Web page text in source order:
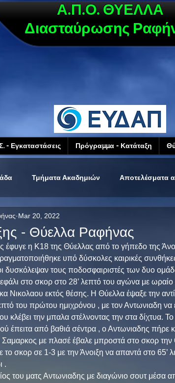
Α.Π.Ο. ΘΥΕΛΛΑ
Διασταύρωσης
- Εγκαταστάσεις Πρόγραμμα - Κατάταξη
Τμήματα Ακαδημιών Αποτελέσματα
- Θύελλα Ραφήνας
Mar 20, 2022
έφυγε η Κ18 της Θύελλας από το γήπεδο της
υπό δύσκολες καιρικές
δυσκόλεψαν τους ποδοσφαιριστές των δυο
στο σκορ στο 28’ λεπτό του αγώνα με
Νικολαου εκτός θέσης. Η Θύελλα έψαξε την
του πρώτου ημιχρόνου , με τον Αντωνιαδη να
κλέβει την μπαλα στέλνοντας την στα δίχτυα.
έπειτα από βαθιά σέντρα , ο Αντωνιαδης πήρε
Σαμαρκος με πλασέ έβαλε μπροστά στο σκορ την
σκορ σε 1-3 με την Άνοιξη να απαντά στο 65’
.
του ματς Αντωνιαδης με διαγώνιο σουτ μέσα